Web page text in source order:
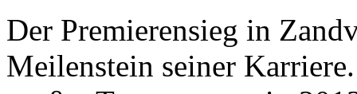
Der Premierensieg in
Meilenstein seiner